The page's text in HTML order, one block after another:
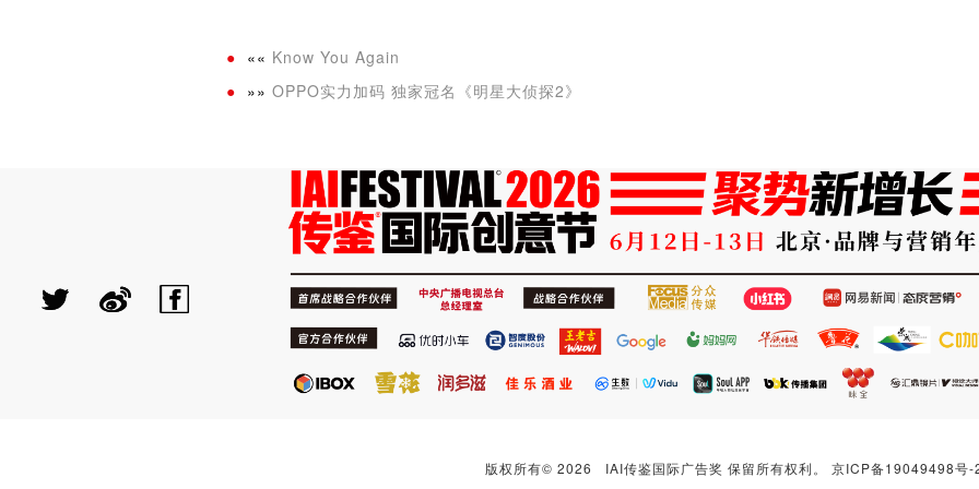
«« Know You Again
»» OPPO实力加码 独家冠名《明星大侦探2》
版权所有© 2026 IAI传鉴国际广告奖 保留所有权利。 京ICP备19049498号-